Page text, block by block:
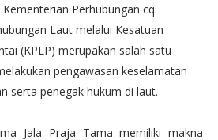
Perhubungan cq.
Laut melalui Kesatuan
(KPLP) merupakan salah satu
pengawasan keselamatan
serta penegak hukum di laut.
Jala Praja Tama memiliki makna